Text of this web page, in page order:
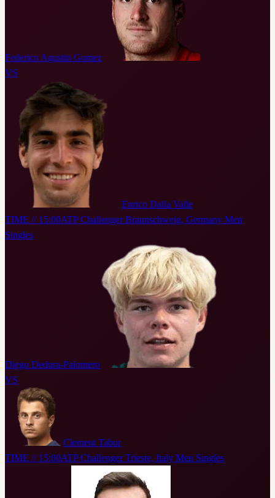
Federico Agustin Gomez
VS
Enrico Dalla Valle
TIME // 15:00ATP Challenger Braunschweig, Germany Men
Singles
Diego Dedura-Palomero
VS
Clement Tabur
TIME // 15:00ATP Challenger Trieste, Italy Men Singles